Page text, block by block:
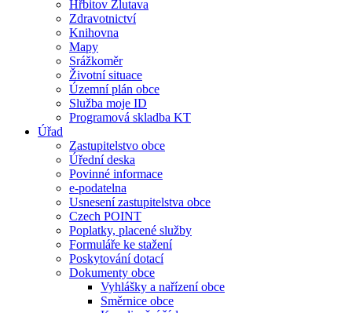
Hřbitov Žlutava
Zdravotnictví
Knihovna
Mapy
Srážkoměr
Životní situace
Územní plán obce
Služba moje ID
Programová skladba KT
Úřad
Zastupitelstvo obce
Úřední deska
Povinné informace
e-podatelna
Usnesení zastupitelstva obce
Czech POINT
Poplatky, placené služby
Formuláře ke stažení
Poskytování dotací
Dokumenty obce
Vyhlášky a nařízení obce
Směrnice obce